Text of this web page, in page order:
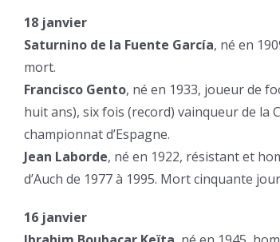
18 janvier
Saturnino de la Fuente García, né en
mort.
Francisco Gento, né en 1933, joueur de
huit ans), six fois (record) vainqueur de la
championnat d’Espagne.
Jean Laborde, né en 1922, résistant et
d’Auch de 1977 à 1995. Mort cinquante
16 janvier